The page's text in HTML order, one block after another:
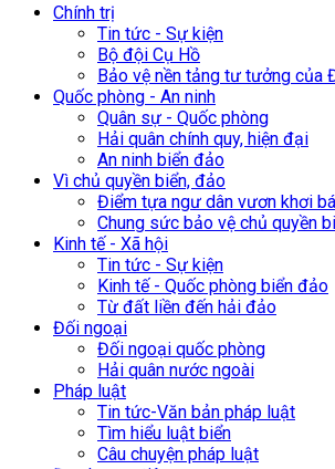
Chính trị
Tin tức - Sự kiện
Bộ đội Cụ Hồ
Bảo vệ nền tảng tư tưởng của
Quốc phòng - An ninh
Quân sự - Quốc phòng
Hải quân chính quy, hiện đại
An ninh biển đảo
Vì chủ quyền biển, đảo
Điểm tựa ngư dân vươn khơi
Chung sức bảo vệ chủ quyền
Kinh tế - Xã hội
Tin tức - Sự kiện
Kinh tế - Quốc phòng biển đảo
Từ đất liền đến hải đảo
Đối ngoại
Đối ngoại quốc phòng
Hải quân nước ngoài
Pháp luật
Tin tức-Văn bản pháp luật
Tìm hiểu luật biển
Câu chuyện pháp luật